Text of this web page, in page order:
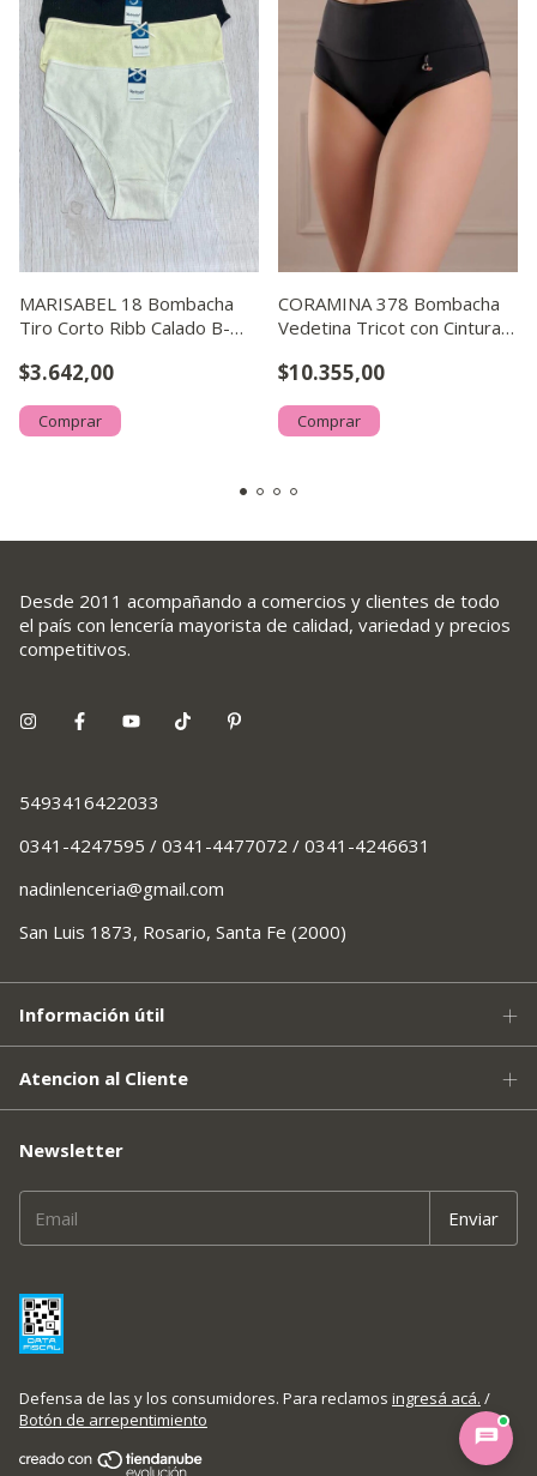
MARISABEL 18 Bombacha
Tiro Corto Ribb Calado B-
$3.642,00
Comprar
CORAMINA 378 Bombacha
Vedetina Tricot con Cintura
$10.355,00
Comprar
Desde 2011 acompañando a comercios y clientes de todo
el país con lencería mayorista de calidad, variedad y precios
competitivos.
5493416422033
0341-4247595 / 0341-4477072 / 0341-4246631
nadinlenceria@gmail.com
San Luis 1873, Rosario, Santa Fe (2000)
Información útil
Atencion al Cliente
Newsletter
Defensa de las y los consumidores. Para reclamos ingresá acá. /
Botón de arrepentimiento